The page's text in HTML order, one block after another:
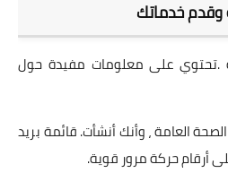
خدماتك
.تحتوي على معلومات مفيدة حول
العامة ، وأنك أنشأت. قائمة بريد
أرقام حركة مرور قوية.